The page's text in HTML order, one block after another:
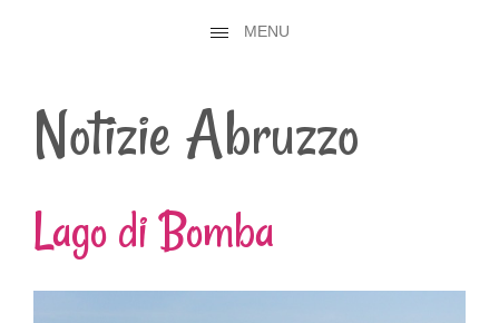
MENU
Notizie Abruzzo
Lago di Bomba